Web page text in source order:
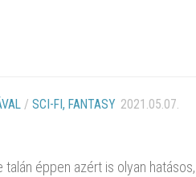
/ SCI-FI, FANTASY 2021.05.07.
éppen azért is olyan